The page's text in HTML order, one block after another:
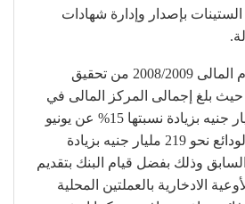
بإصدار وإدارة شهادات
وتمكن البنك خلال العام المالى 2008/2009 من تحقيق
حيث بلغ إجمالى المركز المالى في
يونيو 2009 نحو 259 مليار جنيه بزيادة نسبتها 15% عن يونيو
2008 ، وبلغت أرصدة الودائع نحو 219 مليار جنيه بزيادة
السابق وذلك بفضل قيام البنك بتقديم
الادخارية بالعملتين المحلية